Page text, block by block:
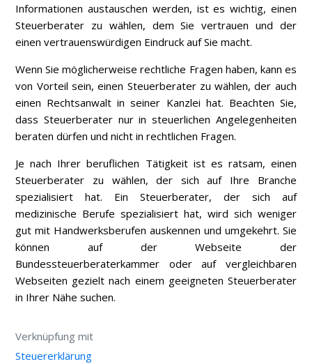
Informationen austauschen werden, ist es wichtig, einen
Steuerberater zu wählen, dem Sie vertrauen und der
einen vertrauenswürdigen Eindruck auf Sie macht.
Wenn Sie möglicherweise rechtliche Fragen haben, kann es
von Vorteil sein, einen Steuerberater zu wählen, der auch
einen Rechtsanwalt in seiner Kanzlei hat. Beachten Sie,
dass Steuerberater nur in steuerlichen Angelegenheiten
beraten dürfen und nicht in rechtlichen Fragen.
Je nach Ihrer beruflichen Tätigkeit ist es ratsam, einen
Steuerberater zu wählen, der sich auf Ihre Branche
spezialisiert hat. Ein Steuerberater, der sich auf
medizinische Berufe spezialisiert hat, wird sich weniger
gut mit Handwerksberufen auskennen und umgekehrt. Sie
können auf der Webseite der
Bundessteuerberaterkammer oder auf vergleichbaren
Webseiten gezielt nach einem geeigneten Steuerberater
in Ihrer Nähe suchen.
Verknüpfung mit
Steuererklärung